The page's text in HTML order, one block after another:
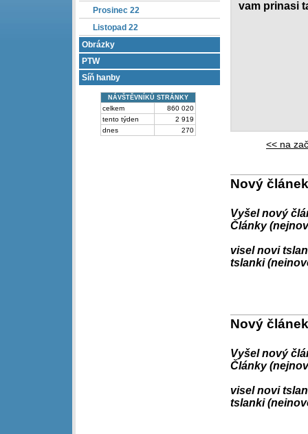
vam prinasi
<< na
Nový
Vyšel nový
Články
visel novi
tslanki
Nový
Vyšel nový
Články
visel novi
tslanki
Prosinec 22
Listopad 22
Obrázky
PTW
Síň hanby
NÁVŠTĚVNÍKŮ STRÁNKY
celkem
860 020
tento týden
2 919
dnes
270